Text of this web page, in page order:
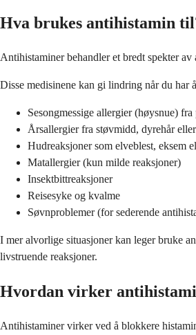
Hva brukes antihistamin
Antihistaminer behandler et bredt spekter
Disse medisinene kan gi lindring når du har
Sesongmessige allergier (høysnue)
Årsallergier fra støvmidd, dyrehår
Hudreaksjoner som elveblest, eksem
Matallergier (kun milde reaksjoner)
Insektbittreaksjoner
Reisesyke og kvalme
Søvnproblemer (for sederende
I mer alvorlige situasjoner kan leger bruke
livstruende reaksjoner.
Hvordan virker
Antihistaminer virker ved å blokkere